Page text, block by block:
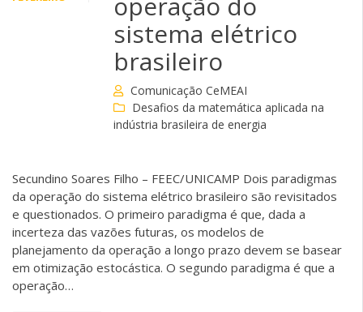
sistema elétrico
brasileiro
Comunicação CeMEAI
Desafios da matemática aplicada na
indústria brasileira de energia
Secundino Soares Filho – FEEC/UNICAMP Dois paradigmas
da operação do sistema elétrico brasileiro são revisitados
e questionados. O primeiro paradigma é que, dada a
incerteza das vazões futuras, os modelos de
planejamento da operação a longo prazo devem se basear
em otimização estocástica. O segundo paradigma é que a
operação…